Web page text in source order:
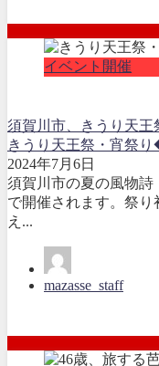
イベント開催
須賀川市、きうり天王
きうり天王祭・宵祭り
2024年7月6日
須賀川市の夏の風物詩
で開催されます。祭り
え...
mazasse_staff